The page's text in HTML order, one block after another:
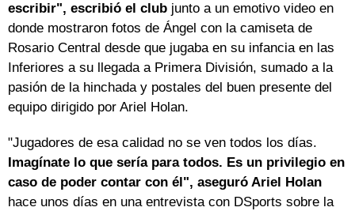
escribir", escribió el club junto a un emotivo video en
donde mostraron fotos de Ángel con la camiseta de
Rosario Central desde que jugaba en su infancia en las
Inferiores a su llegada a Primera División, sumado a la
pasión de la hinchada y postales del buen presente del
equipo dirigido por Ariel Holan.
"Jugadores de esa calidad no se ven todos los días.
Imagínate lo que sería para todos. Es un privilegio en
caso de poder contar con él", aseguró Ariel Holan
hace unos días en una entrevista con DSports sobre la